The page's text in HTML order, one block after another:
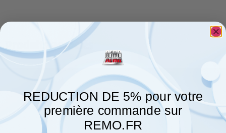
Produits associés
REDUCTION DE 5% pour votre
première commande sur
REMO.FR